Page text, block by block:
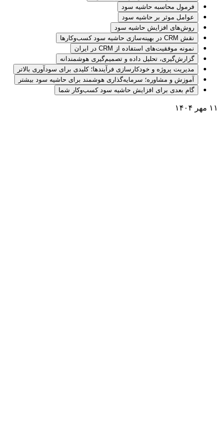
فرمول محاسبه حاشیه سود
عوامل موثر بر حاشیه سود
روش‌های افزایش حاشیه سود
نقش CRM در بهینه‌سازی حاشیه سود کسب‌وکارها
نمونه موفقیت‌های استفاده از CRM در ایران
گزارش‌گیری، تحلیل داده و تصمیم‌گیری هوشمندانه
مدیریت پروژه و خودکارسازی فرآیندها؛ کلیدی برای سودآوری بالاتر
آموزش و مشاوره؛ سرمایه‌گذاری هوشمند برای حاشیه سود بیشتر
گام بعدی برای افزایش حاشیه سود کسب‌وکار شما
۱۱ مهر ۱۴۰۴